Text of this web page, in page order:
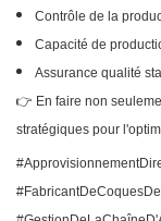
Contrôle de la
Capacité de
Assurance qualité
👉 En faire non
stratégiques pour